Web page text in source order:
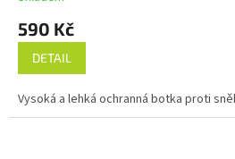
590 Kč
DETAIL
Vysoká a lehká ochranná botka proti